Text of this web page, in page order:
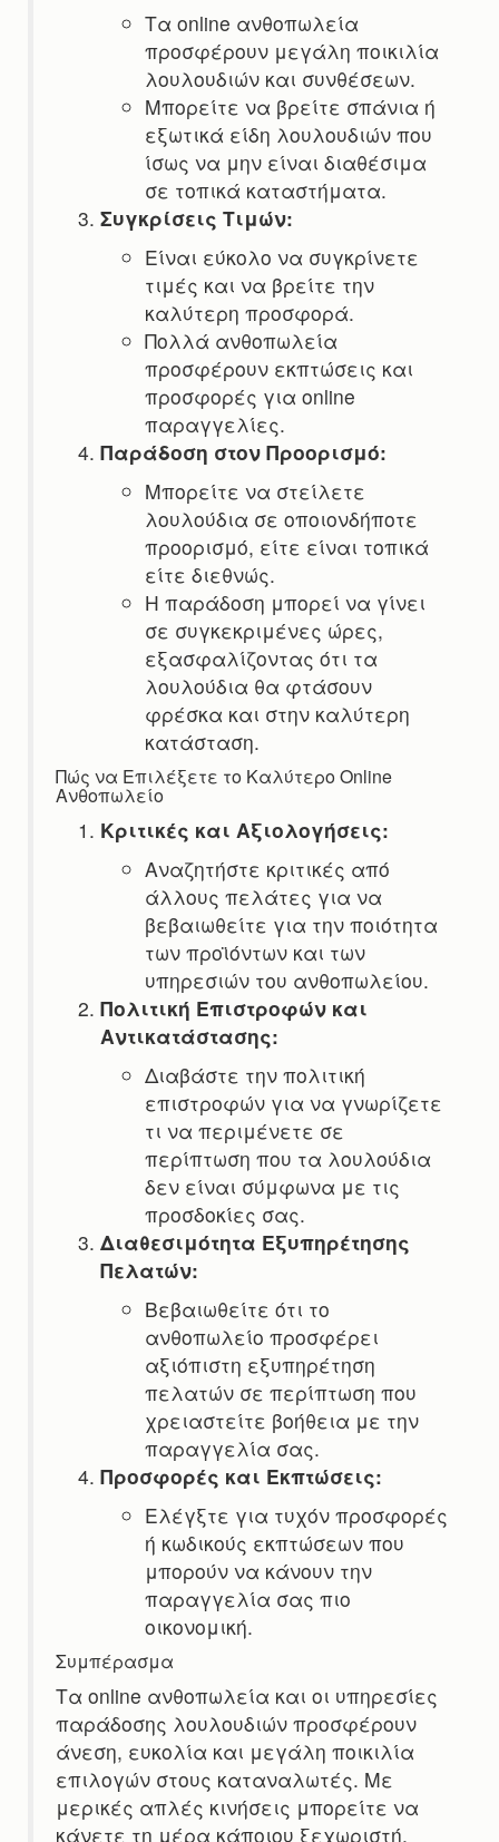
Τα online ανθοπωλεία
προσφέρουν μεγάλη ποικιλία
λουλουδιών και συνθέσεων.
Μπορείτε να βρείτε σπάνια ή
εξωτικά είδη λουλουδιών που
ίσως να μην είναι διαθέσιμα
σε τοπικά καταστήματα.
Συγκρίσεις Τιμών:
Είναι εύκολο να συγκρίνετε
τιμές και να βρείτε την
καλύτερη προσφορά.
Πολλά ανθοπωλεία
προσφέρουν εκπτώσεις και
προσφορές για online
παραγγελίες.
Παράδοση στον Προορισμό:
Μπορείτε να στείλετε
λουλούδια σε οποιονδήποτε
προορισμό, είτε είναι τοπικά
είτε διεθνώς.
Η παράδοση μπορεί να γίνει
σε συγκεκριμένες ώρες,
εξασφαλίζοντας ότι τα
λουλούδια θα φτάσουν
φρέσκα και στην καλύτερη
κατάσταση.
Πώς να Επιλέξετε το Καλύτερο Online
Ανθοπωλείο
Κριτικές και Αξιολογήσεις:
Αναζητήστε κριτικές από
άλλους πελάτες για να
βεβαιωθείτε για την ποιότητα
των προϊόντων και των
υπηρεσιών του ανθοπωλείου.
Πολιτική Επιστροφών και
Αντικατάστασης:
Διαβάστε την πολιτική
επιστροφών για να γνωρίζετε
τι να περιμένετε σε
περίπτωση που τα λουλούδια
δεν είναι σύμφωνα με τις
προσδοκίες σας.
Διαθεσιμότητα Εξυπηρέτησης
Πελατών:
Βεβαιωθείτε ότι το
ανθοπωλείο προσφέρει
αξιόπιστη εξυπηρέτηση
πελατών σε περίπτωση που
χρειαστείτε βοήθεια με την
παραγγελία σας.
Προσφορές και Εκπτώσεις:
Ελέγξτε για τυχόν προσφορές
ή κωδικούς εκπτώσεων που
μπορούν να κάνουν την
παραγγελία σας πιο
οικονομική.
Συμπέρασμα
Τα online ανθοπωλεία και οι υπηρεσίες
παράδοσης λουλουδιών προσφέρουν
άνεση, ευκολία και μεγάλη ποικιλία
επιλογών στους καταναλωτές. Με
μερικές απλές κινήσεις μπορείτε να
κάνετε τη μέρα κάποιου ξεχωριστή,